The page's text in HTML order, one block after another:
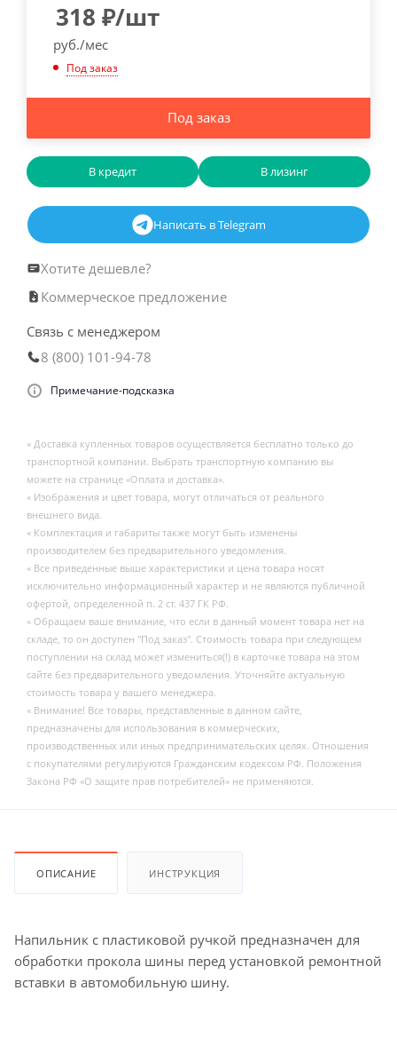
318 ₽/шт
руб./мес
Под заказ
Под заказ
В кредит В лизинг
Написать в Telegram
Хотите дешевле?
Коммерческое предложение
Связь с менеджером
8 (800) 101-94-78
Примечание-подсказка
« Доставка купленных товаров осуществляется бесплатно только до
транспортной компании. Выбрать транспортную компанию вы
можете на странице «Оплата и доставка».
« Изображения и цвет товара, могут отличаться от реального
внешнего вида.
« Комплектация и габариты также могут быть изменены
производителем без предварительного уведомления.
« Все приведенные выше характеристики и цена товара носят
исключительно информационный характер и не являются публичной
офертой, определенной п. 2 ст. 437 ГК РФ.
« Обращаем ваше внимание, что если в данный момент товара нет на
складе, то он доступен "Под заказ". Стоимость товара при следующем
поступлении на склад может измениться(!) в карточке товара на этом
сайте без предварительного уведомления. Уточняйте актуальную
стоимость товара у вашего менеджера.
« Внимание! Все товары, представленные в данном сайте,
предназначены для использования в коммерческих,
производственных или иных предпринимательских целях. Отношения
с покупателями регулируются Гражданским кодексом РФ. Положения
Закона РФ «О защите прав потребителей» не применяются.
ОПИСАНИЕ ИНСТРУКЦИЯ
Напильник с пластиковой ручкой предназначен для
обработки прокола шины перед установкой ремонтной
вставки в автомобильную шину.